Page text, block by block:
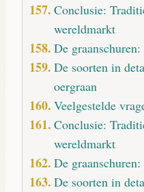
Conclusie:
wereldmarkt
De
De soorten in
oergraan
Veelgestelde
Conclusie:
wereldmarkt
De
De soorten in